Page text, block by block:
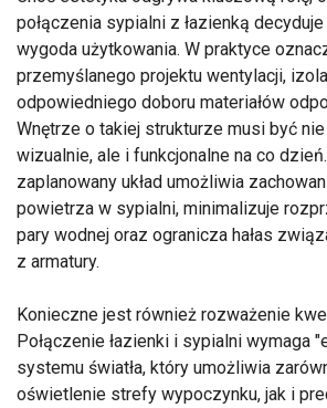
połączenia sypialni z łazienką
wygoda użytkowania. W praktyce
przemyślanego projektu wentylacji,
odpowiedniego doboru materiałów
Wnętrze o takiej strukturze musi być
wizualnie, ale i funkcjonalne na co
zaplanowany układ umożliwia
powietrza w sypialni, minimalizuje
pary wodnej oraz ogranicza hałas
z armatury.
Konieczne jest również rozważenie
Połączenie łazienki i sypialni wymaga
systemu światła, który umożliwia
oświetlenie strefy wypoczynku, jak i